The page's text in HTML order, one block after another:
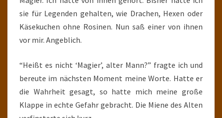
sie für Legenden gehalten, wie Drachen, Hexen oder
Käsekuchen ohne Rosinen. Nun saß einer von ihnen
vor mir. Angeblich.
“Heißt es nicht ‘Magier’, alter Mann?” fragte ich und
bereute im nächsten Moment meine Worte. Hatte er
die Wahrheit gesagt, so hatte mich meine große
Klappe in echte Gefahr gebracht. Die Miene des Alten